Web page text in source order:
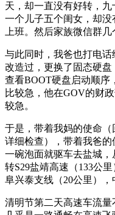
天，却一直没有好转，
一个儿子五个闺女，却
上班。然后家族微信群几
与此同时，我爸也打电
改造过，更换了固态硬
查看BOOT硬盘启动顺序
比较急，他在GOV的财
较急。
于是，带着我妈的使命
详细检查），带着我爸
一碗泡面就驱车去盐城，
转S29盐靖高速（133公
阜兴泰支线（20公里），
清明节第二天高速车流量